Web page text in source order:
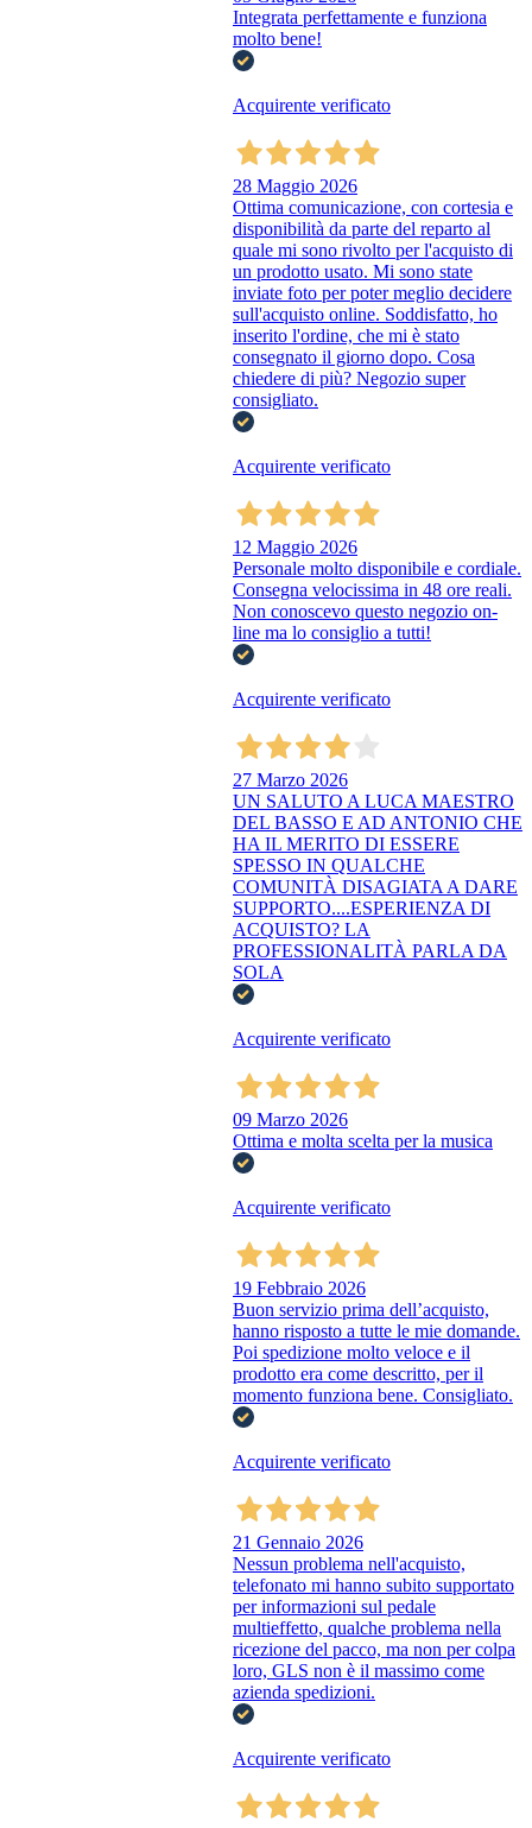
Integrata perfettamente e funziona
molto bene!
Acquirente verificato
28 Maggio 2026
Ottima comunicazione, con cortesia e
disponibilità da parte del reparto al
quale mi sono rivolto per l'acquisto di
un prodotto usato. Mi sono state
inviate foto per poter meglio decidere
sull'acquisto online. Soddisfatto, ho
inserito l'ordine, che mi è stato
consegnato il giorno dopo. Cosa
chiedere di più? Negozio super
consigliato.
Acquirente verificato
12 Maggio 2026
Personale molto disponibile e cordiale.
Consegna velocissima in 48 ore reali.
Non conoscevo questo negozio on-
line ma lo consiglio a tutti!
Acquirente verificato
27 Marzo 2026
UN SALUTO A LUCA MAESTRO
DEL BASSO E AD ANTONIO CHE
HA IL MERITO DI ESSERE
SPESSO IN QUALCHE
COMUNITÀ DISAGIATA A DARE
SUPPORTO....ESPERIENZA DI
ACQUISTO? LA
PROFESSIONALITÀ PARLA DA
SOLA
Acquirente verificato
09 Marzo 2026
Ottima e molta scelta per la musica
Acquirente verificato
19 Febbraio 2026
Buon servizio prima dell’acquisto,
hanno risposto a tutte le mie domande.
Poi spedizione molto veloce e il
prodotto era come descritto, per il
momento funziona bene. Consigliato.
Acquirente verificato
21 Gennaio 2026
Nessun problema nell'acquisto,
telefonato mi hanno subito supportato
per informazioni sul pedale
multieffetto, qualche problema nella
ricezione del pacco, ma non per colpa
loro, GLS non è il massimo come
azienda spedizioni.
Acquirente verificato